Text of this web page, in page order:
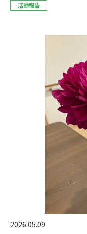
活動報告
2026.05.09